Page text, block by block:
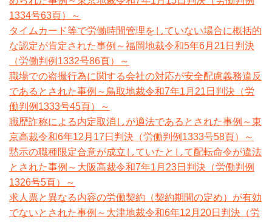
1334号63頁）～
タイムカード等で労働時間管理をしていない場合に概括的
な認定が肯定された事例～福岡地裁令和5年6月21日判決
（労働判例1332号86頁）～
職場での盗撮行為に関する会社の対応が安全配慮義務違反
であるとされた事例～鳥取地裁令和7年1月21日判決（労
働判例1333号45頁）～
職歴詐称による内定取消しが適法であるとされた事例～東
京高裁令和6年12月17日判決（労働判例1333号58頁）～
黙示の職種限定合意が成立していたとして配転命令が違法
とされた事例～大阪高裁令和7年1月23日判決（労働判例
1326号5頁）～
求人票と異なる内容の労働契約（契約期間の定め）が有効
でないとされた事例～大津地裁令和6年12月20日判決（労